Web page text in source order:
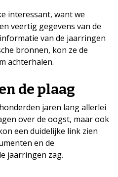
interessant, want we
veertig gegevens van de
van de jaarringen
bronnen, kon ze de
achterhalen.
de plaag
jaren lang allerlei
over de oogst, maar ook
een duidelijke link zien
en de
jaarringen zag.